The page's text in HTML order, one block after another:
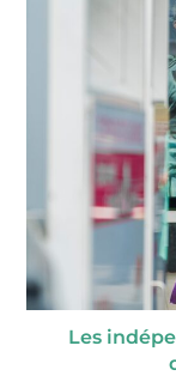
Les